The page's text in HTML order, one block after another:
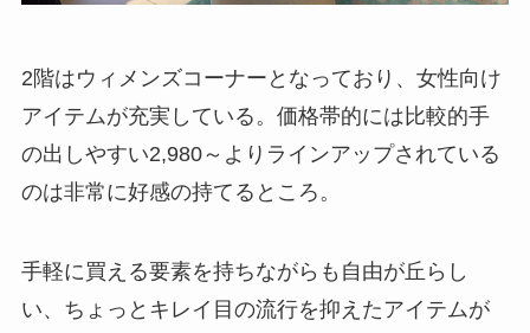
2階はウィメンズコーナーとなっており、女性向け
アイテムが充実している。価格帯的には比較的手
の出しやすい2,980～よりラインアップされている
のは非常に好感の持てるところ。
手軽に買える要素を持ちながらも自由が丘らし
い、ちょっとキレイ目の流行を抑えたアイテムが